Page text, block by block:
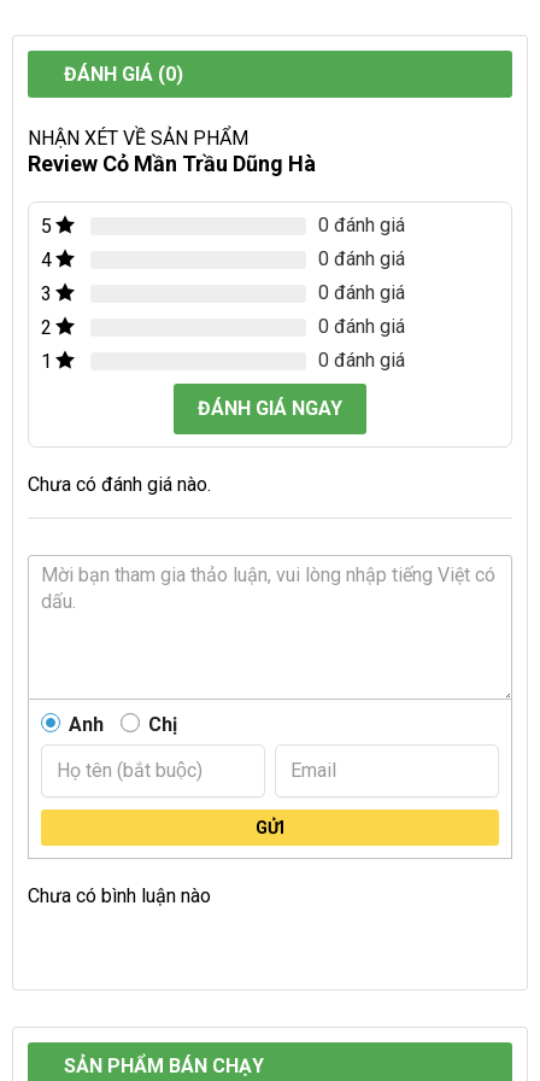
ĐÁNH GIÁ (0)
NHẬN XÉT VỀ SẢN PHẨM
Review Cỏ Mần Trầu Dũng Hà
5
0 đánh giá
4
0 đánh giá
3
0 đánh giá
2
0 đánh giá
1
0 đánh giá
ĐÁNH GIÁ NGAY
Chưa có đánh giá nào.
Anh Chị
GỬI
Chưa có bình luận nào
SẢN PHẨM BÁN CHẠY